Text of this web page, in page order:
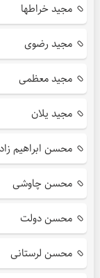
مجید خراطها
مجید رضوی
مجید معظمی
مجید یلان
محسن ابراهیم
محسن چاوشی
محسن دولت
محسن لرستانی